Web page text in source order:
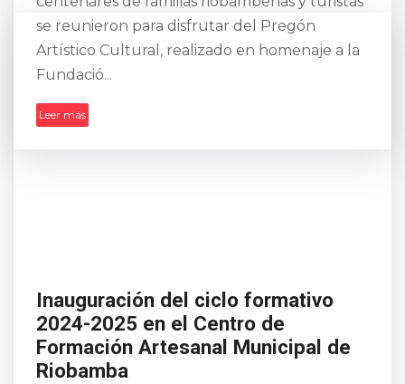
se reunieron para disfrutar del Pregón
Artístico Cultural, realizado en homenaje a la
Fundació...
Leer más
Inauguración del ciclo formativo
2024-2025 en el Centro de
Formación Artesanal Municipal de
Riobamba